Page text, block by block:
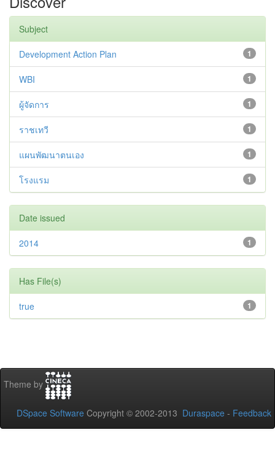
Subject
1
Development Action Plan
1
WBI
1
ผู้จัดการ
1
ราชเทวี
1
แผนพัฒนาตนเอง
1
โรงแรม
Date issued
1
2014
Has File(s)
1
true
Theme by
DSpace Software Copyright © 2002-2013 Duraspace - Feedback